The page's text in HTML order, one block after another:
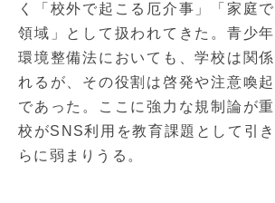
く「校外で起こる厄介事」「家庭
領域」として扱われてきた。青少
環境整備法においても、学校は関
れるが、その役割は啓発や注意喚
であった。ここに強力な規制論が
校がSNS利用を教育課題として引
らに弱まりうる。